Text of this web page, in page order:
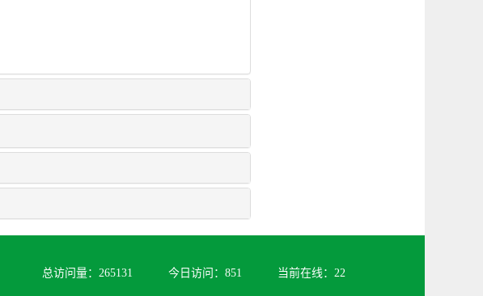
总访问量： 265131 今日访问： 851 当前在线： 22